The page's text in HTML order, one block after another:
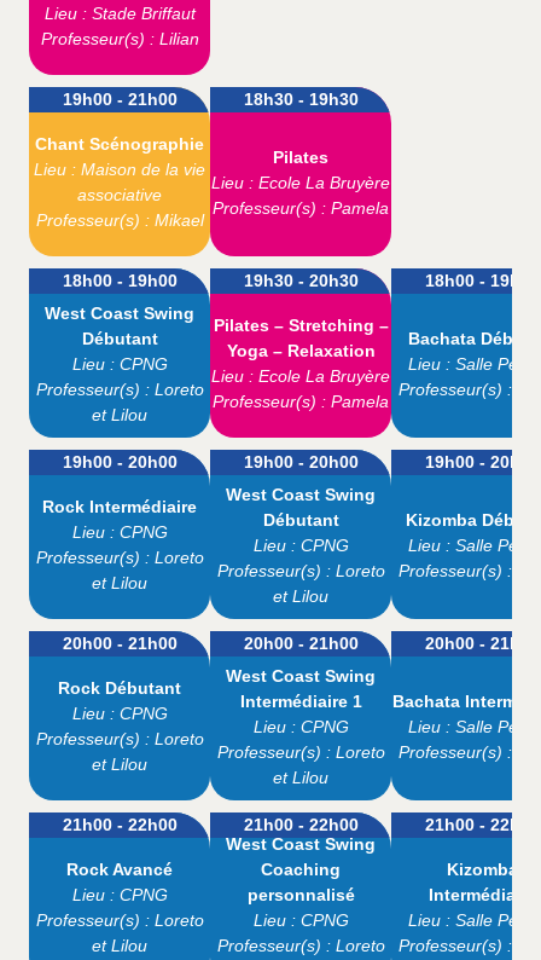
Lieu : Stade Briffaut
Professeur(s) : Lilian
19h00 - 21h00
Chant Scénographie
Lieu : Maison de la vie
associative
Professeur(s) : Mikael
18h30 - 19h30
Pilates
Lieu : Ecole La Bruyère
Professeur(s) : Pamela
18h00 - 19h00
West Coast Swing
Débutant
Lieu : CPNG
Professeur(s) : Loreto
et Lilou
19h30 - 20h30
Pilates – Stretching –
Yoga – Relaxation
Lieu : Ecole La Bruyère
Professeur(s) : Pamela
18h00 - 19h00
Bachata
Lieu : Salle
Professeur(s) :
19h00 - 20h00
Rock Intermédiaire
Lieu : CPNG
Professeur(s) : Loreto
et Lilou
19h00 - 20h00
West Coast Swing
Débutant
Lieu : CPNG
Professeur(s) : Loreto
et Lilou
19h00 - 20h00
Kizomba
Lieu : Salle
Professeur(s) :
20h00 - 21h00
Rock Débutant
Lieu : CPNG
Professeur(s) : Loreto
et Lilou
20h00 - 21h00
West Coast Swing
Intermédiaire 1
Lieu : CPNG
Professeur(s) : Loreto
et Lilou
20h00 - 21h00
Bachata
Lieu : Salle
Professeur(s) :
21h00 - 22h00
Rock Avancé
Lieu : CPNG
Professeur(s) : Loreto
et Lilou
21h00 - 22h00
West Coast Swing
Coaching
personnalisé
Lieu : CPNG
Professeur(s) : Loreto
21h00 - 22h00
Kizomba
Intermédiaire
Lieu : Salle
Professeur(s) :